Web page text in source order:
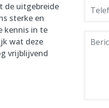
de uitgebreide
sterke en
kennis in te
wat deze
vrijblijvend